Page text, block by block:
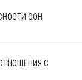
ООН
С